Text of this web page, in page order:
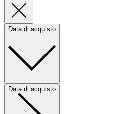
Data di acquisto
Data di acquisto